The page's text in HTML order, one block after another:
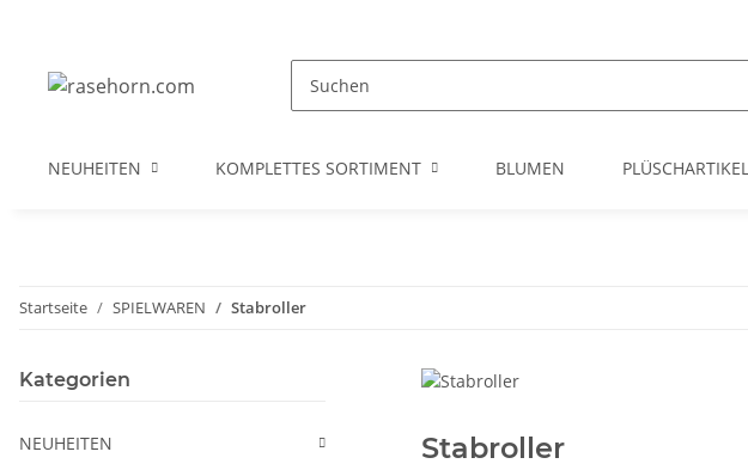
NEUHEITEN KOMPLETTES SORTIMENT BLUMEN PLÜSCHARTIKEL
Startseite SPIELWAREN Stabroller
Stabroller
Kategorien
NEUHEITEN